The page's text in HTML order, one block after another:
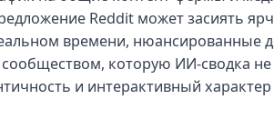
Reddit может засиять
времени, нюансированные
которую ИИ-сводка
и интерактивный